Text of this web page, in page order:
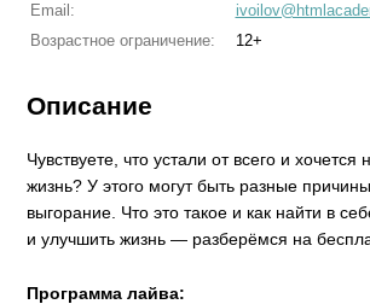
Email:
Возрастное ограничение:
12+
Описание
Чувствуете, что устали от всего и хочется
жизнь? У этого могут быть разные
выгорание. Что это такое и как найти в
и улучшить жизнь — разберёмся на
Программа лайва: